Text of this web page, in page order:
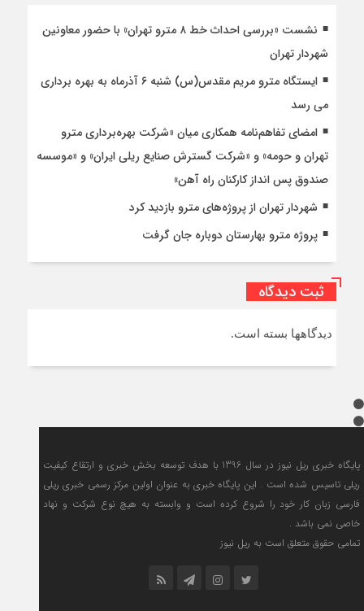
نشست «بررسی احداث خط ۸ مترو تهران» با حضور معاونین
شهردار تهران
ایستگاه مترو مریم مقدس(س) شنبه ۶ آذرماه به بهره برداری
می رسد
امضای تفاهم‌نامه همکاری میان «شرکت بهره‌برداری مترو
تهران و حومه» و «شرکت گسترش صنایع ریلی ایران» و «موسسه
صندوق پس انداز کارکنان راه آهن»
شهردار تهران از پروژه‌های مترو بازدید کرد
پروژه مترو بهارستان دوباره جان گرفت
ثبت دیدگاه
دیدگاهها بسته است.
پایگاه خبری ریل نیوز در سال 1396 با هدف توسعه بخش خبری و ارتقاع کیفیت
ریلی تاسیس شده است . این پایگاه خبری به عنوان اولین مرکز رسمی خبری ریلی
فارسی زبان کار خود را شروع کرده است و وابسته به هیچ نوع شرکت و نهاد
خاصی نمی باشد .
تمامی حقوق متعلق است به ریل نیوز